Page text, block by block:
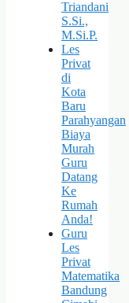
Triandani
S.Si.,
M.Si.P.
Les
Privat
di
Kota
Baru
Parahyangan
Biaya
Murah
Guru
Datang
Ke
Rumah
Anda!
Guru
Les
Privat
Matematika
Bandung